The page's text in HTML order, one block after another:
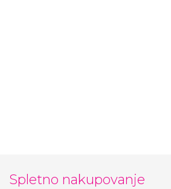
Spletno nakupovanje